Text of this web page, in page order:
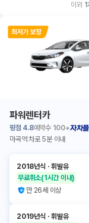
이외 1
파워렌터카
평점 4.8예약수 100+자차
마곡역 차로 5분 이내
2018년식 ㆍ휘발유
무료취소(1시간 이내)
만 26세 이상
2019년식 ㆍ휘발유